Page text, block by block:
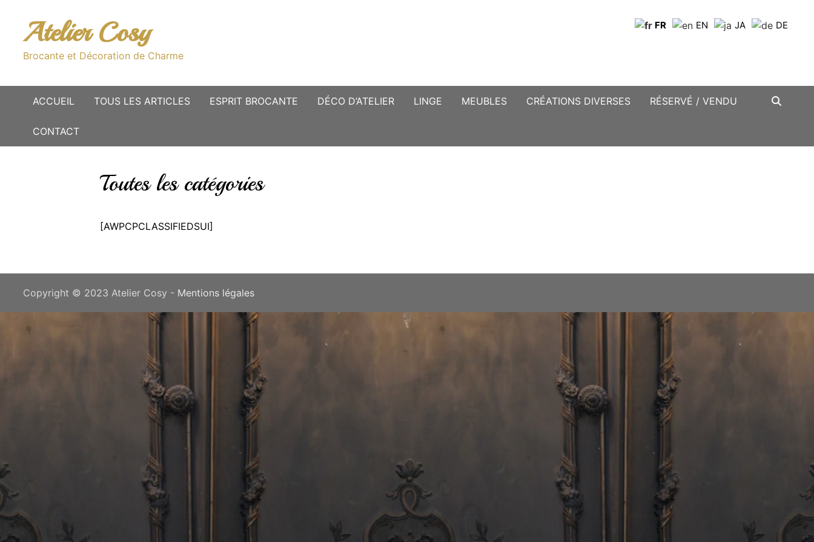
contenuAtelier Cosy
Brocante et Décoration de Charme
FR EN JA DE
ACCUEIL TOUS LES ARTICLES ESPRIT BROCANTE DÉCO D’ATELIER LINGE MEUBLES CRÉATIONS DIVERSES RÉSERVÉ / VENDU
CONTACT
Toutes les catégories
[AWPCPCLASSIFIEDSUI]
Copyright © 2023 Atelier Cosy - Mentions légales